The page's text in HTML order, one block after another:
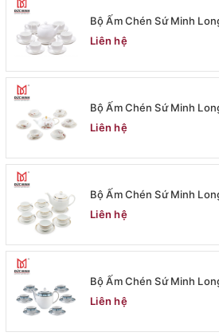
Bộ Ấm Chén Sứ Minh
Liên hệ
Bộ Ấm Chén Sứ Minh
Liên hệ
Bộ Ấm Chén Sứ Minh
Liên hệ
Bộ Ấm Chén Sứ Minh
Liên hệ